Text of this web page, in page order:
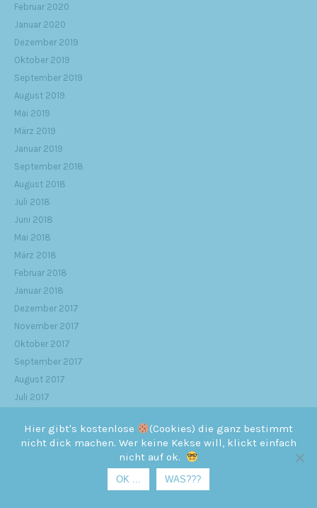
Februar 2020
Januar 2020
Dezember 2019
Oktober 2019
September 2019
August 2019
Mai 2019
März 2019
Januar 2019
September 2018
August 2018
Juli 2018
Juni 2018
Mai 2018
März 2018
Februar 2018
Januar 2018
Dezember 2017
November 2017
Oktober 2017
September 2017
August 2017
Juli 2017
Mai 2017
April 2017
Hier gibt's kostenlose
(Cookies) die ganz bestimmt
nicht dick machen. Wer keine Kekse will, klickt einfach
nicht auf ok.
OK ... WAS???